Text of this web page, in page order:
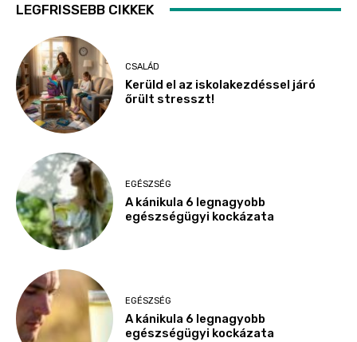
LEGFRISSEBB CIKKEK
CSALÁD
Kerüld el az iskolakezdéssel járó
őrült stresszt!
EGÉSZSÉG
A kánikula 6 legnagyobb
egészségügyi kockázata
EGÉSZSÉG
A kánikula 6 legnagyobb
egészségügyi kockázata